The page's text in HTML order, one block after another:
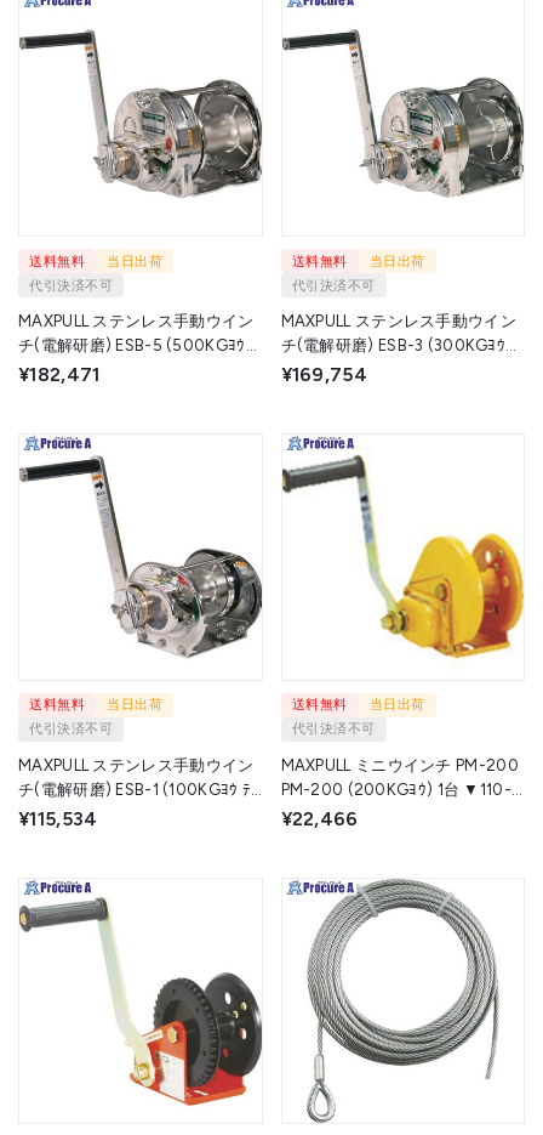
送料無料
当日出荷
代引決済不可
MAXPULL ステンレス手動ウイン
チ(電解研磨) ESB-5 (500KGﾖｳ
¥182,471
送料無料
当日出荷
代引決済不可
MAXPULL ステンレス手動ウイン
チ(電解研磨) ESB-3 (300KGﾖｳ
ﾃﾞﾝｶｲｹﾝﾏ) 1台 ▼109-1778
¥169,754
送料無料
当日出荷
代引決済不可
MAXPULL ステンレス手動ウイン
チ(電解研磨) ESB-1 (100KGﾖｳ ﾃﾞ
ﾝｶｲｹﾝﾏ) 1台 ▼109-1760
¥115,534
送料無料
当日出荷
代引決済不可
MAXPULL ミニウインチ PM-200
PM-200 (200KGﾖｳ) 1台 ▼110-
1323
¥22,466